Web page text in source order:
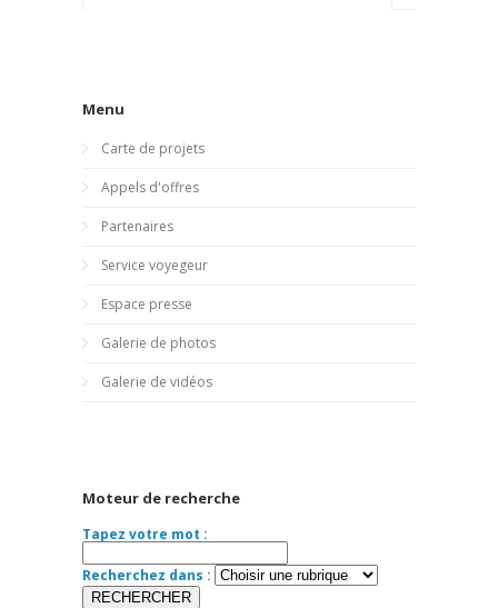
Menu
Carte de projets
Appels d'offres
Partenaires
Service voyegeur
Espace presse
Galerie de photos
Galerie de vidéos
Moteur de recherche
Tapez votre mot :
Recherchez dans :